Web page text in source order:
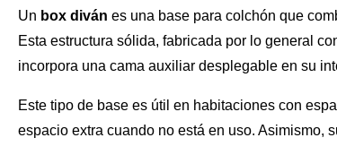
Un box diván es una base para colchón que
Esta estructura sólida, fabricada por lo general
incorpora una cama auxiliar desplegable en su
Este tipo de base es útil en habitaciones con
espacio extra cuando no está en uso. Asimismo,